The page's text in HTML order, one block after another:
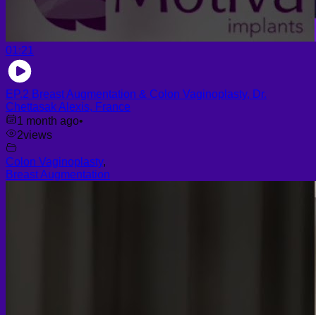
01:21
EP.2 Breast Augmentation & Colon Vaginoplasty, Dr.
Chettasak Alexis, France
1 month ago•
2views
Colon Vaginoplasty,
Breast Augmentation